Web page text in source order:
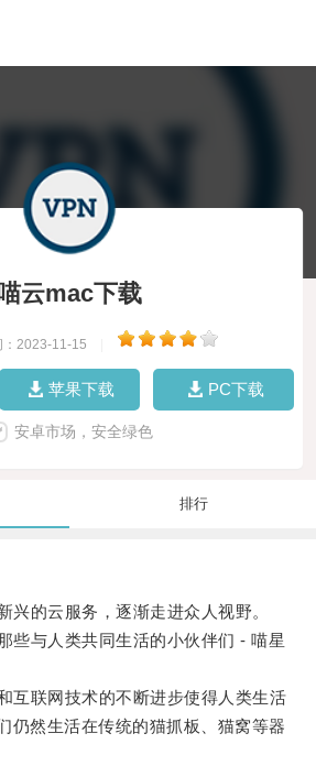
云mac下载
：2023-11-15
苹果下载 PC下载
安卓市场，安全绿色
排行
的云服务，逐渐走进众人视野。
与人类共同生活的小伙伴们 - 喵星
联网技术的不断进步使得人类生活
仍然生活在传统的猫抓板、猫窝等器